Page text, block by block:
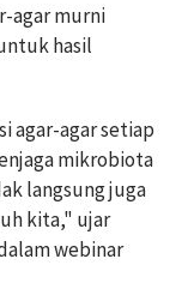
agar murni
hasil
agar-agar setiap
mikrobiota
langsung juga
kita," ujar
webinar